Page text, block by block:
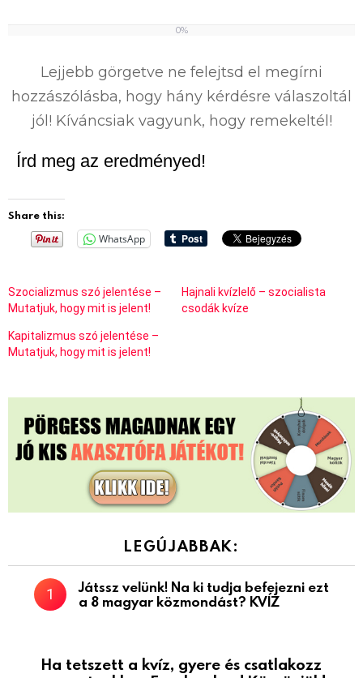
0%
Lejjebb görgetve ne felejtsd el megírni
hozzászólásba, hogy hány kérdésre válaszoltál
jól! Kíváncsiak vagyunk, hogy remekeltél!
Írd meg az eredményed!
Share this:
WhatsApp
Szocializmus szó jelentése –
Mutatjuk, hogy mit is jelent!
Hajnali kvízlelő – szocialista
csodák kvíze
Kapitalizmus szó jelentése –
Mutatjuk, hogy mit is jelent!
LEGÚJABBAK:
Játssz velünk! Na ki tudja befejezni ezt
a 8 magyar közmondást? KVÍZ
Ha tetszett a kvíz, gyere és csatlakozz